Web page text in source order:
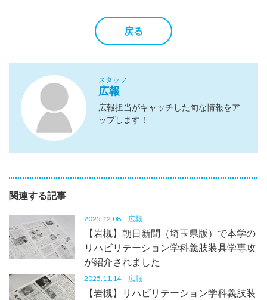
戻る
スタッフ
広報
広報担当がキャッチした旬な情報をア
ップします！
関連する記事
2025.12.08 広報
【岩槻】朝日新聞（埼玉県版）で本学の
リハビリテーション学科義肢装具学専攻
が紹介されました
2025.11.14 広報
【岩槻】リハビリテーション学科義肢装